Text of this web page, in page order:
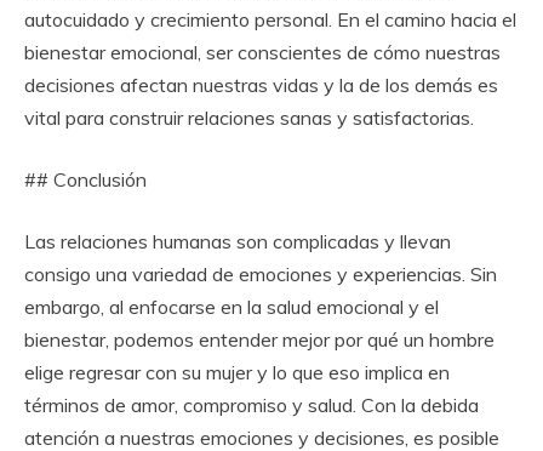
autocuidado y crecimiento personal. En el camino hacia el
bienestar emocional, ser conscientes de cómo nuestras
decisiones afectan nuestras vidas y la de los demás es
vital para construir relaciones sanas y satisfactorias.
## Conclusión
Las relaciones humanas son complicadas y llevan
consigo una variedad de emociones y experiencias. Sin
embargo, al enfocarse en la salud emocional y el
bienestar, podemos entender mejor por qué un hombre
elige regresar con su mujer y lo que eso implica en
términos de amor, compromiso y salud. Con la debida
atención a nuestras emociones y decisiones, es posible